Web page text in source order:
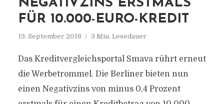
NEGATIVZINS ERSTMALS
FÜR 10.000-EURO-KREDIT
19. September 2018 3 Min. Lesedauer
Das Kreditvergleichsportal Smava rührt erneut
die Werbetrommel. Die Berliner bieten nun
einen Negativzins von minus 0,4 Prozent